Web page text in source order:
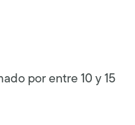
por entre 10 y 15